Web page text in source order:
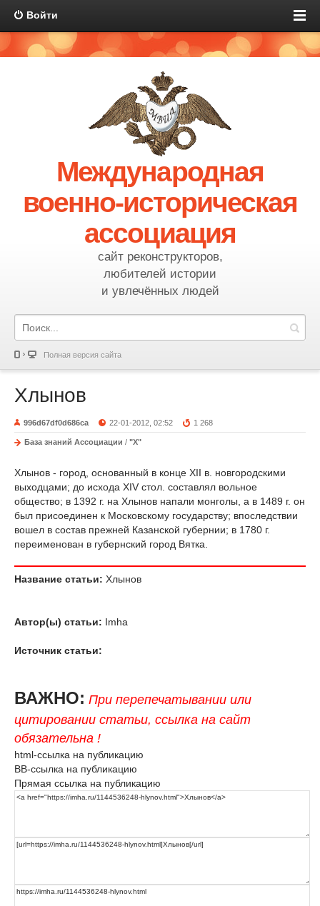
Войти
Международная
военно-историческая
ассоциация
сайт реконструкторов,
любителей истории
и увлечённых людей
Полная версия сайта
Хлынов
996d67df0d686ca 22-01-2012, 02:52 1 268
База знаний Ассоциации / "Х"
Хлынов - город, основанный в конце XII в. новгородскими
выходцами; до исхода XIV стол. составлял вольное
общество; в 1392 г. на Хлынов напали монголы, а в 1489 г. он
был присоединен к Московскому государству; впоследствии
вошел в состав прежней Казанской губернии; в 1780 г.
переименован в губернский город Вятка.
Название статьи: Хлынов
Автор(ы) статьи: Imha
Источник статьи:
ВАЖНО: При перепечатывании или
цитировании статьи, ссылка на сайт
обязательна !
html-ссылка на публикацию
BB-ссылка на публикацию
Прямая ссылка на публикацию